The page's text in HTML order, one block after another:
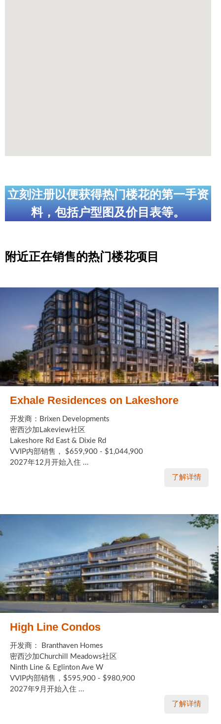
立刻注册以便获得热门楼花的第一手资
料，包括户型图及价目表等。
附近正在销售的热门楼花项目
Exhale Residences on Lakeshore
开发商：Brixen Developments
密西沙加Lakeview社区
Lakeshore Rd East & Dixie Rd
VVIP内部销售， $659,900 - $1,044,900
2027年12月开始入住 ...
了解详情
High Line Condos
开发商： Branthaven Homes
密西沙加Churchill Meadows社区
Ninth Line & Eglinton Ave W
VVIP内部销售，$595,900 - $980,900
2027年9月开始入住 ...
了解详情